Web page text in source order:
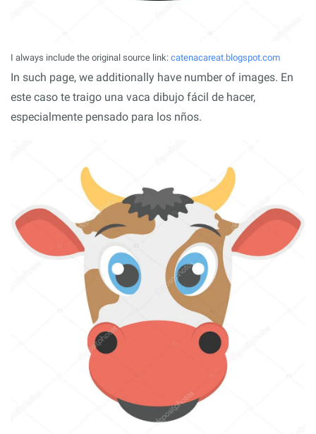
I always include the original source link: catenacareat.blogspot.com
In such page, we additionally have number of images. En
este caso te traigo una vaca dibujo fácil de hacer,
especialmente pensado para los nños.